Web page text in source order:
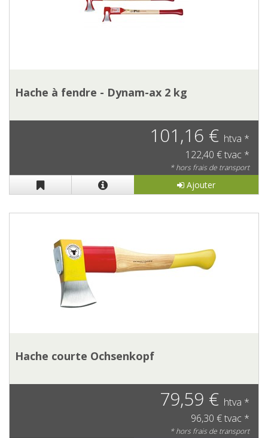
Hache à fendre - Dynam-ax 2 kg
101,16 € htva *
122,40 € tvac *
* hors frais de transport
Ajouter
Hache courte Ochsenkopf
79,59 € htva *
96,30 € tvac *
* hors frais de transport